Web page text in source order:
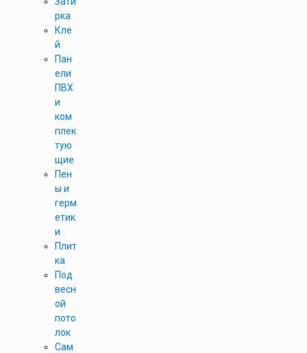
рка
Кле
й
Пан
ели
ПВХ
и
ком
плек
тую
щие
Пен
ы и
герм
етик
и
Плит
ка
Под
весн
ой
пото
лок
Сам